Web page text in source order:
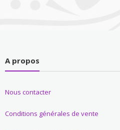
A propos
Nous contacter
Conditions générales de vente